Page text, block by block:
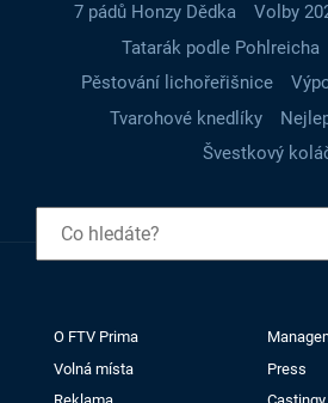
7 pádů Honzy Dědka
Volby
Tatarák podle Pohlreicha
Pěstování lichořeřišnice
Tvarohové knedlíky
Švestkový
O FTV Prima
Volná místa
Press